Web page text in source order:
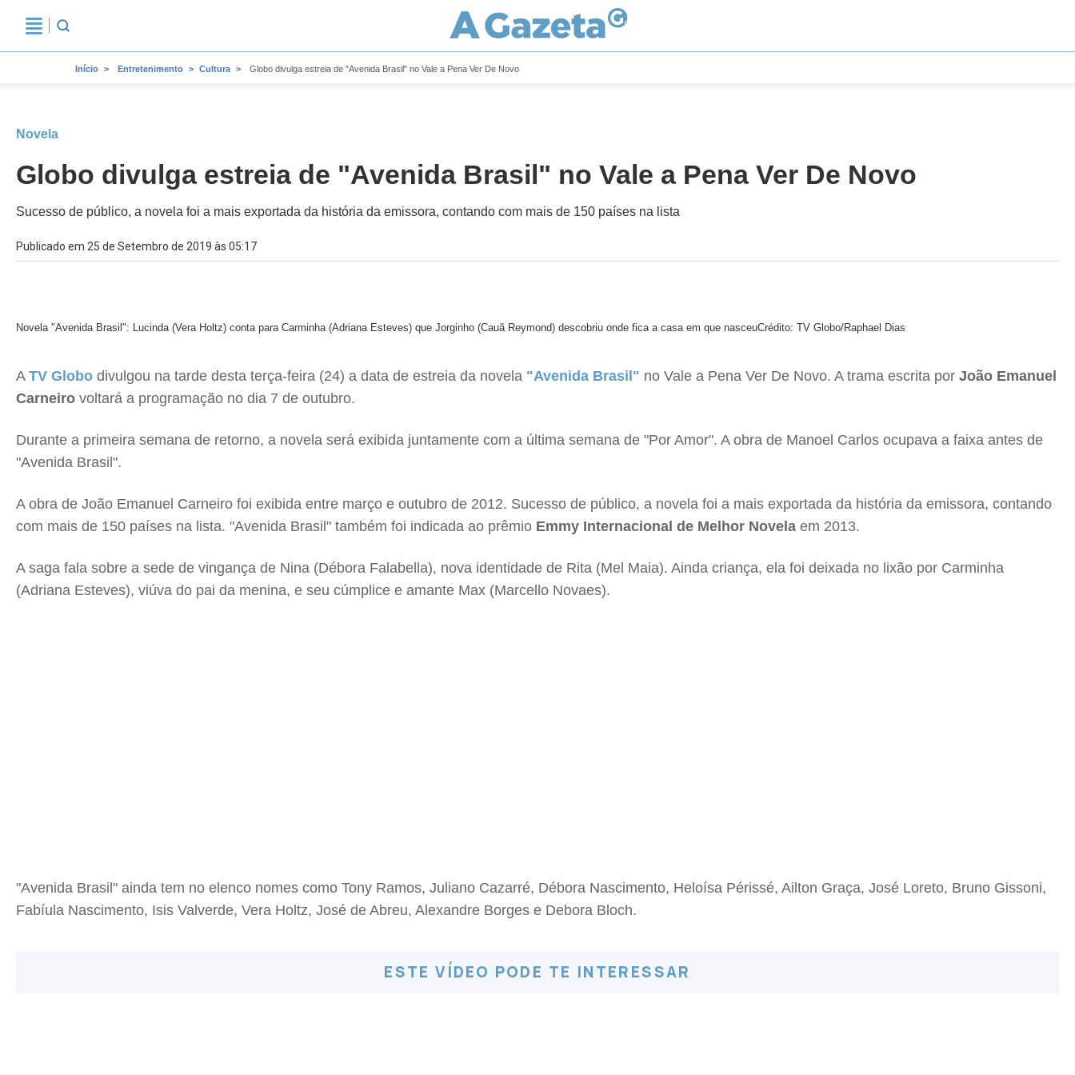
Início Entretenimento Cultura Globo divulga estreia de "Avenida Brasil" no Vale a Pena Ver De Novo
Novela
Globo divulga estreia de "Avenida Brasil" no Vale a Pena Ver De Novo
Sucesso de público, a novela foi a mais exportada da história da emissora, contando com mais de 150 países na lista
Publicado em 25 de Setembro de 2019 às 05:17
Novela "Avenida Brasil": Lucinda (Vera Holtz) conta para Carminha (Adriana Esteves) que Jorginho (Cauã Reymond) descobriu onde fica a casa em que nasceuCrédito: TV Globo/Raphael Dias
A TV Globo divulgou na tarde desta terça-feira (24) a data de estreia da novela "Avenida Brasil" no Vale a Pena Ver De Novo. A trama escrita por João Emanuel
Carneiro voltará a programação no dia 7 de outubro.
Durante a primeira semana de retorno, a novela será exibida juntamente com a última semana de "Por Amor". A obra de Manoel Carlos ocupava a faixa antes de
"Avenida Brasil".
A obra de João Emanuel Carneiro foi exibida entre março e outubro de 2012. Sucesso de público, a novela foi a mais exportada da história da emissora, contando
com mais de 150 países na lista. "Avenida Brasil" também foi indicada ao prêmio Emmy Internacional de Melhor Novela em 2013.
A saga fala sobre a sede de vingança de Nina (Débora Falabella), nova identidade de Rita (Mel Maia). Ainda criança, ela foi deixada no lixão por Carminha
(Adriana Esteves), viúva do pai da menina, e seu cúmplice e amante Max (Marcello Novaes).
"Avenida Brasil" ainda tem no elenco nomes como Tony Ramos, Juliano Cazarré, Débora Nascimento, Heloísa Périssé, Ailton Graça, José Loreto, Bruno Gissoni,
Fabíula Nascimento, Isis Valverde, Vera Holtz, José de Abreu, Alexandre Borges e Debora Bloch.
ESTE VÍDEO PODE TE INTERESSAR